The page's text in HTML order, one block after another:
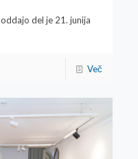
del je 21. junija
Več